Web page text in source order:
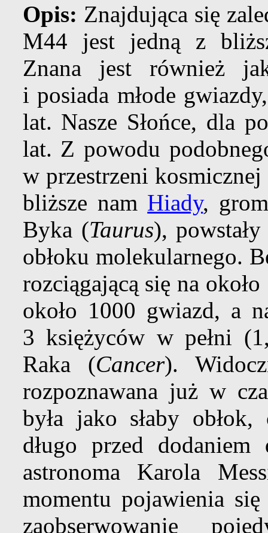
Opis: Znajdująca się
M44 jest jedną z
Znana jest również
i posiada młode
lat. Nasze Słońce, dla
lat. Z powodu
w przestrzeni
bliższe nam Hiady,
Byka (Taurus),
obłoku molekularnego.
rozciągającą się na
około 1000 gwiazd, a
3 księżyców w pełni
Raka (Cancer).
rozpoznawana już w
była jako słaby
długo przed
astronoma Karola
momentu pojawienia
zaobserwowanie